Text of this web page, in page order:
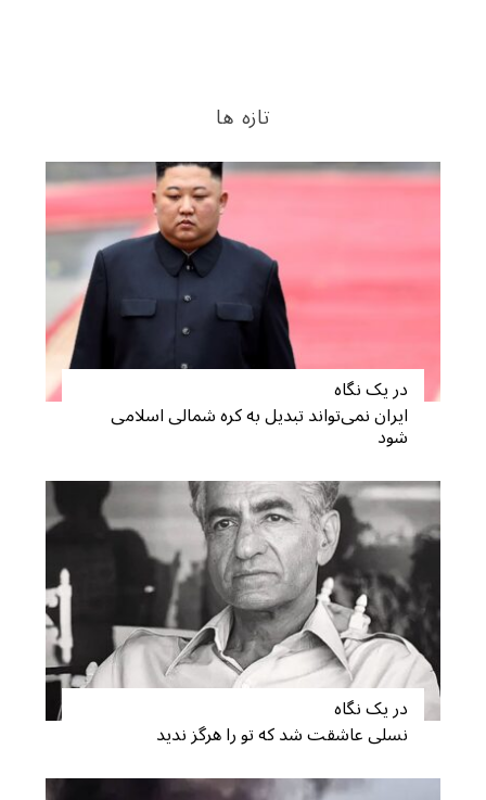
تازه ها
در یک نگاه
ایران نمی‌تواند تبدیل به کره شمالی اسلامی
شود
در یک نگاه
نسلی عاشقت شد که تو را هرگز ندید